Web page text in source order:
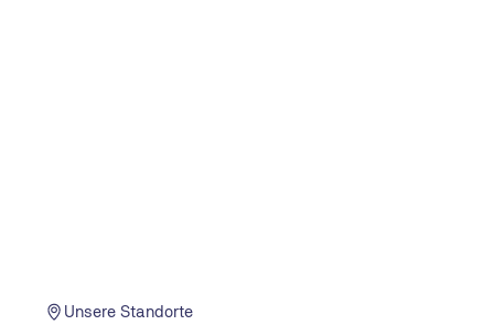
Unsere Standorte
Sie möchten erst einmal grundsätzlich wissen, welche
weiterzuhelfen!